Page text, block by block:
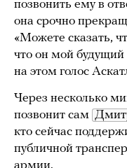
позвонить ему в
она срочно
«Можете сказать,
что он мой
на этом голос
Через несколько
позвонит сам
кто сейчас
публичной